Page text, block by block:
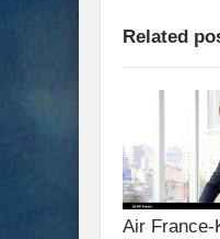
Related
Air France-